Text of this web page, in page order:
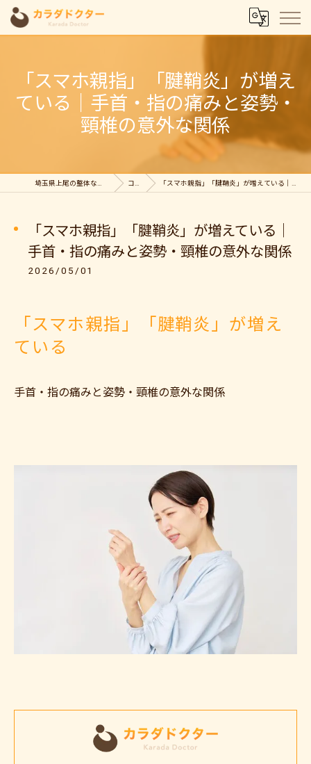
「スマホ親指」「腱鞘炎」が増え
ている｜手首・指の痛みと姿勢・
頸椎の意外な関係
コラム 「スマホ親指」「腱鞘炎」が増えている｜手首・指の痛みと姿勢・頸椎の意外な関係
「スマホ親指」「腱鞘炎」が増えている｜
手首・指の痛みと姿勢・頸椎の意外な関係
2026/05/01
「スマホ親指」「腱鞘炎」が増え
ている
手首・指の痛みと姿勢・頸椎の意外な関係